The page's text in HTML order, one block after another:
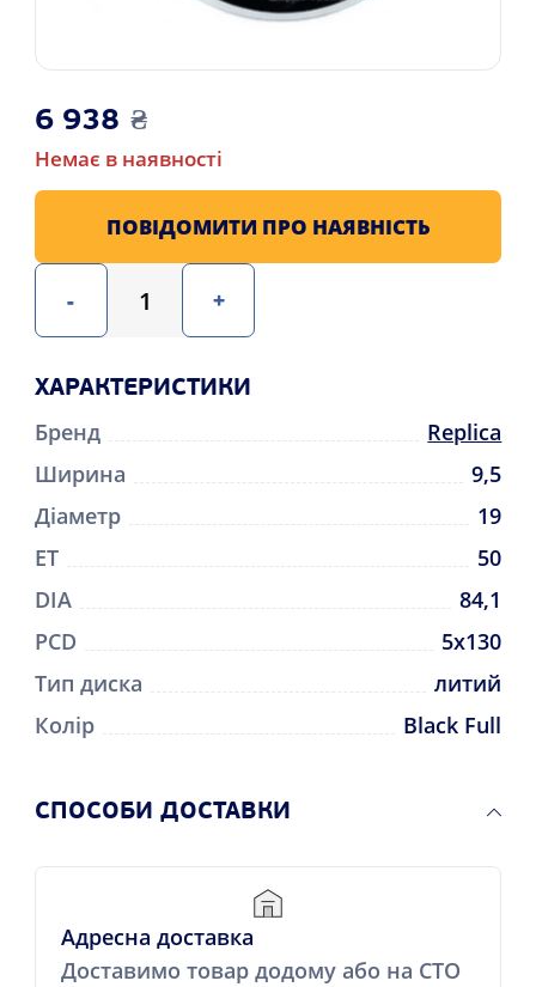
6 938 ₴
Немає в наявності
- +
ПОВІДОМИТИ ПРО НАЯВНІСТЬ
ХАРАКТЕРИСТИКИ
Бренд
Replica
Ширина
9,5
Діаметр
19
ET
50
DIA
84,1
PCD
5x130
Тип диска
литий
Колір
Black Full
СПОСОБИ ДОСТАВКИ
Адресна доставка
Доставимо товар додому або на СТО